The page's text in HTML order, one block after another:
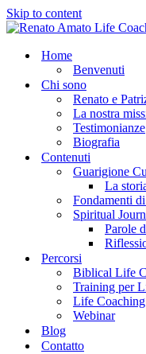
Skip to content
Home
Benvenuti
Chi sono
Renato e
La nostra
Testimonianze
Biografia
Contenuti
Guarigione
La
Fondamenti
Spiritual
Parole
Percorsi
Biblical Life
Training per
Life Coaching
Webinar
Blog
Contatto